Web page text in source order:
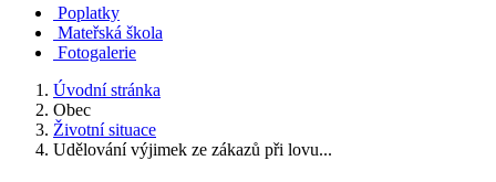
Poplatky
Mateřská škola
Fotogalerie
Úvodní stránka
Obec
Životní situace
Udělování výjimek ze zákazů při lovu...